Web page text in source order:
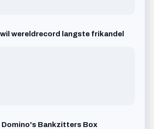
wereldrecord langste frikandel
Domino's Bankzitters Box